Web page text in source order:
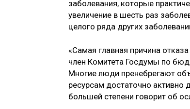
заболевания, которые
увеличение в шесть раз
целого ряда других
«Самая главная причина
член Комитета Госдумы по
Многие люди пренебрегают
ресурсам достаточно активно
большей степени говорит об